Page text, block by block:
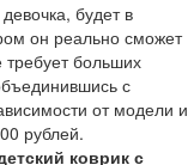
будет в
он реально сможет
требует больших
с
от модели и
рублей.
коврик с